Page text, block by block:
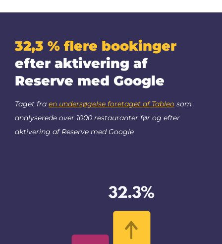
32,3 % flere bookinger
efter aktivering af
Reserve med Google
Taget fra en undersøgelse foretaget af Tableo som
analyserede over 1000 restauranter før og efter
aktivering af Reserve med Google